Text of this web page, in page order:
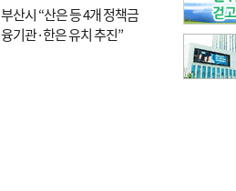
부산시 “산은 등 4개 정책금
융기관·한은 유치 추진”